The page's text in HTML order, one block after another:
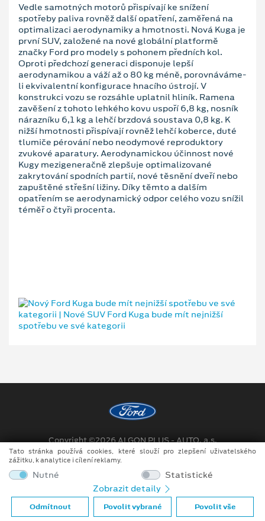
Vedle samotných motorů přispívají ke snížení
spotřeby paliva rovněž další opatření, zaměřená na
optimalizaci aerodynamiky a hmotnosti. Nová Kuga je
první SUV, založené na nové globální platformě
značky Ford pro modely s pohonem předních kol.
Oproti předchozí generaci disponuje lepší
aerodynamikou a váží až o 80 kg méně, porovnáváme-
li ekvivalentní konfigurace hnacího ústrojí. V
konstrukci vozu se rozsáhle uplatnil hliník. Ramena
zavěšení z tohoto lehkého kovu uspoří 6,8 kg, nosník
nárazníku 6,1 kg a lehčí brzdová soustava 0,8 kg. K
nižší hmotnosti přispívají rovněž lehčí koberce, duté
tlumiče pérování nebo neodymové reproduktory
zvukové aparatury. Aerodynamickou účinnost nové
Kugy mezigeneračně zlepšuje optimalizované
zakrytování spodních partií, nové těsnění dveří nebo
zapuštěné střešní ližiny. Díky těmto a dalším
opatřením se aerodynamický odpor celého vozu snížil
téměř o čtyři procenta.
Copyright ©2026 ALGON PLUS - AUTO, a.s.
Obchodní podmínky
Prohlášení o zpracování údajů konečných zákazníků
Při tvorbě videí a obrázků na tomto webu je využíváno kombinace
tradičních fotografií či videí, počítačem generovaných snímků (CGI)
Tato stránka používá cookies, které slouží pro zlepšení uživatelského
zážitku, k analytice i cílení reklamy.
Nutné
Statistické
Zobrazit detaily
Odmítnout Povolit vybrané Povolit vše